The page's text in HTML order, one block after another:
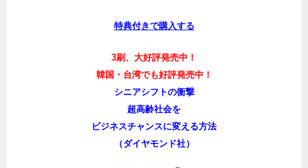
特典付きで購入する
3刷、大好評発売中！
韓国・台湾でも好評発売中！
シニアシフトの衝撃
超高齢社会を
ビジネスチャンスに変える方法
（ダイヤモンド社）